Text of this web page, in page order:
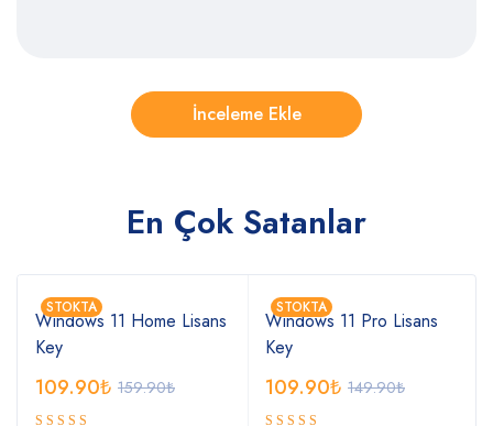
En Çok Satanlar
STOKTA
Windows 11 Home Lisans
Key
159.90₺
109.90₺
STOKTA
Windows 11 Pro Lisans
Key
149.90₺
109.90₺